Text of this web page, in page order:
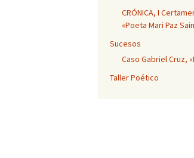
CRÓNICA, I
«Poeta Mari Paz
Sucesos
Caso Gabriel Cruz,
Taller Poético